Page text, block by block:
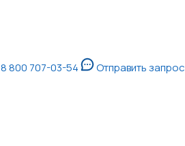
8 800 707-03-54 Отправить запрос